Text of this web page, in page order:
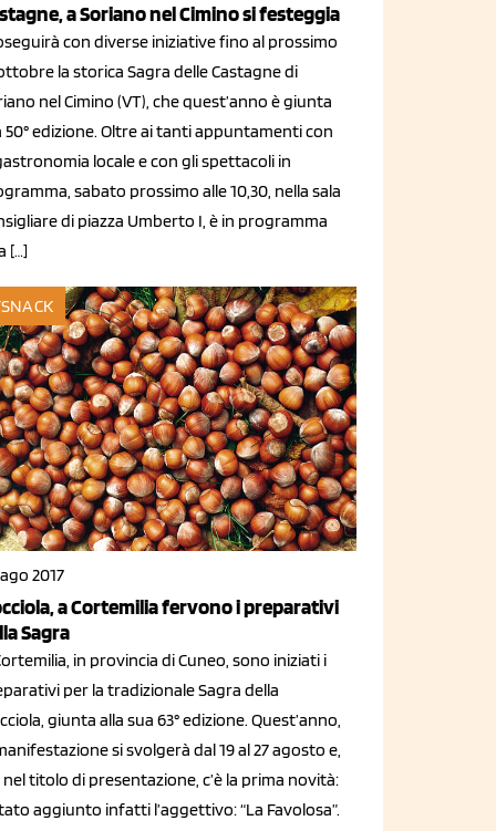
a Soriano nel Cimino si festeggia
con diverse iniziative fino al prossimo
la storica Sagra delle Castagne di
nel Cimino (VT), che quest’anno è giunta
50° edizione. Oltre ai tanti appuntamenti con
locale e con gli spettacoli in
sabato prossimo alle 10,30, nella sala
di piazza Umberto I, è in programma
[…]
2017
a Cortemilia fervono i preparativi
Sagra
in provincia di Cuneo, sono iniziati i
per la tradizionale Sagra della
giunta alla sua 63° edizione. Quest’anno,
si svolgerà dal 19 al 27 agosto e,
nel titolo di presentazione, c’è la prima novità:
aggiunto infatti l’aggettivo: “La Favolosa”.